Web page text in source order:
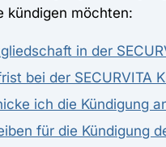
kündigen möchten:
in der
bei der SECURVITA
ich die Kündigung
für die Kündigung